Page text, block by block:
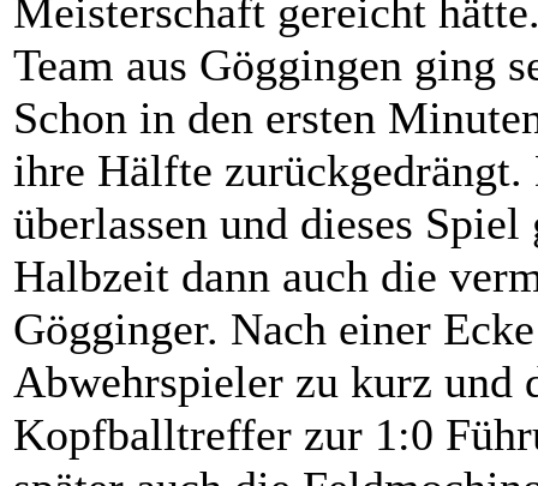
Meisterschaft gereicht
Team aus Göggingen ging
Schon in den ersten
ihre Hälfte
überlassen und dieses
Halbzeit dann auch die
Gögginger. Nach einer
Abwehrspieler zu kurz und
Kopfballtreffer zur 1:0